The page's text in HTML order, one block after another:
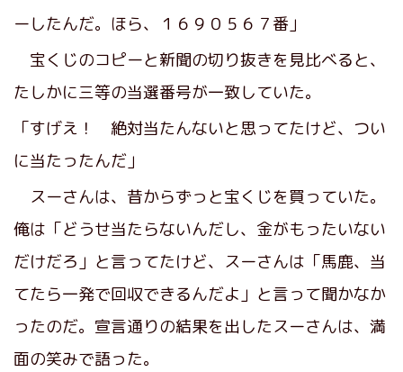
ーしたんだ。ほら、１６９０５６７番」
宝くじのコピーと新聞の切り抜きを見比べると、
たしかに三等の当選番号が一致していた。
「すげえ！ 絶対当たんないと思ってたけど、つい
に当たったんだ」
スーさんは、昔からずっと宝くじを買っていた。
俺は「どうせ当たらないんだし、金がもったいない
だけだろ」と言ってたけど、スーさんは「馬鹿、当
てたら一発で回収できるんだよ」と言って聞かなか
ったのだ。宣言通りの結果を出したスーさんは、満
面の笑みで語った。